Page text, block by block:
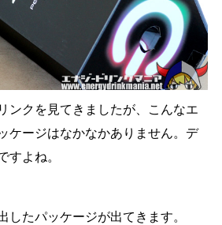
ンクを見てきましたが、こんなエ
ケージはなかなかありません。デ
すよね。
したパッケージが出てきます。